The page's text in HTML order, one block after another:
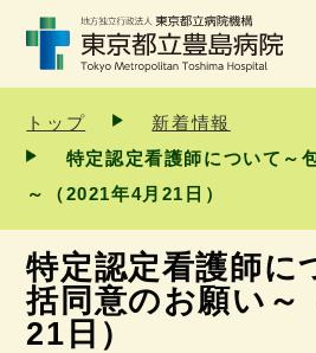
トップ
新着情報
特定認定看護師について～
～（2021年4月21日）
特定認定看護師に
括同意のお願い～
21日）